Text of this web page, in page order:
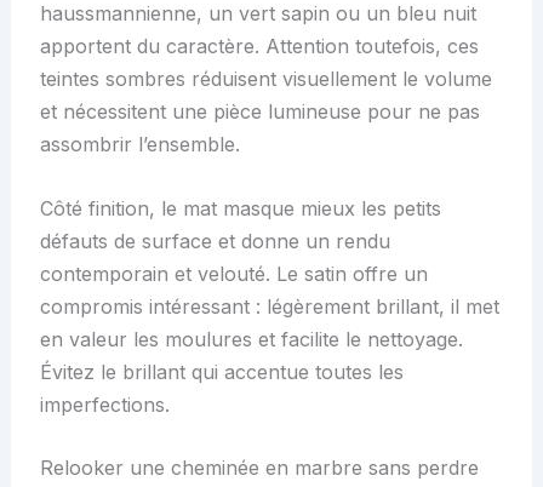
haussmannienne, un vert sapin ou un bleu nuit
apportent du caractère. Attention toutefois, ces
teintes sombres réduisent visuellement le volume
et nécessitent une pièce lumineuse pour ne pas
assombrir l’ensemble.
Côté finition, le mat masque mieux les petits
défauts de surface et donne un rendu
contemporain et velouté. Le satin offre un
compromis intéressant : légèrement brillant, il met
en valeur les moulures et facilite le nettoyage.
Évitez le brillant qui accentue toutes les
imperfections.
Relooker une cheminée en marbre sans perdre